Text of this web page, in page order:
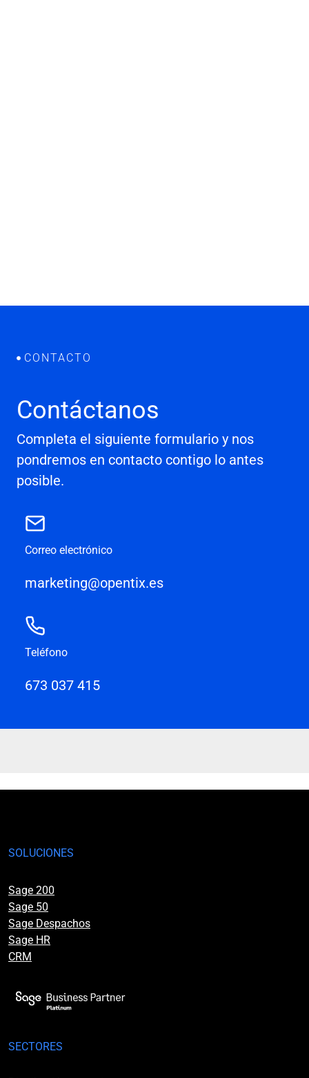
CONTACTO
Contáctanos
Completa el siguiente formulario y nos
pondremos en contacto contigo lo antes
posible.
Correo electrónico
marketing@opentix.es
Teléfono
673 037 415
SOLUCIONES
Sage 200
Sage 50
Sage Despachos
Sage HR
CRM
SECTORES